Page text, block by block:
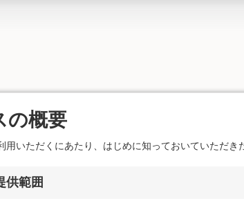
の概要
用いただくにあたり、はじめに知っておいていただき
供範囲